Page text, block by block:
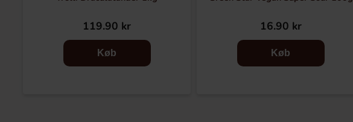
119.90 kr
Køb
16.90 kr
Køb